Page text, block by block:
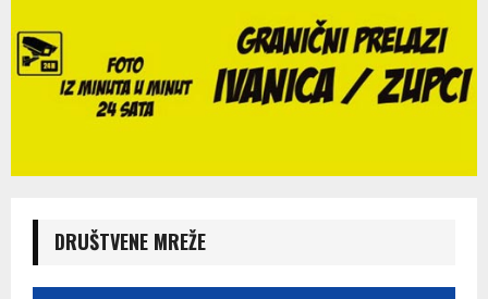
DRUŠTVENE MREŽE